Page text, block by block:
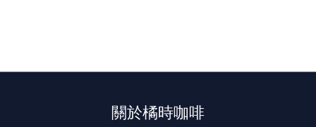
關於橘時咖啡